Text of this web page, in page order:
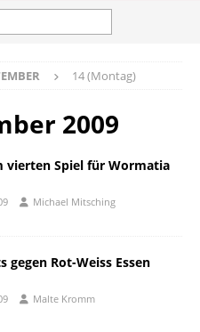
14 (Montag)
2009
vierten Spiel für Wormatia
Michael Mitsching
gegen Rot-Weiss Essen
Malte Kromm